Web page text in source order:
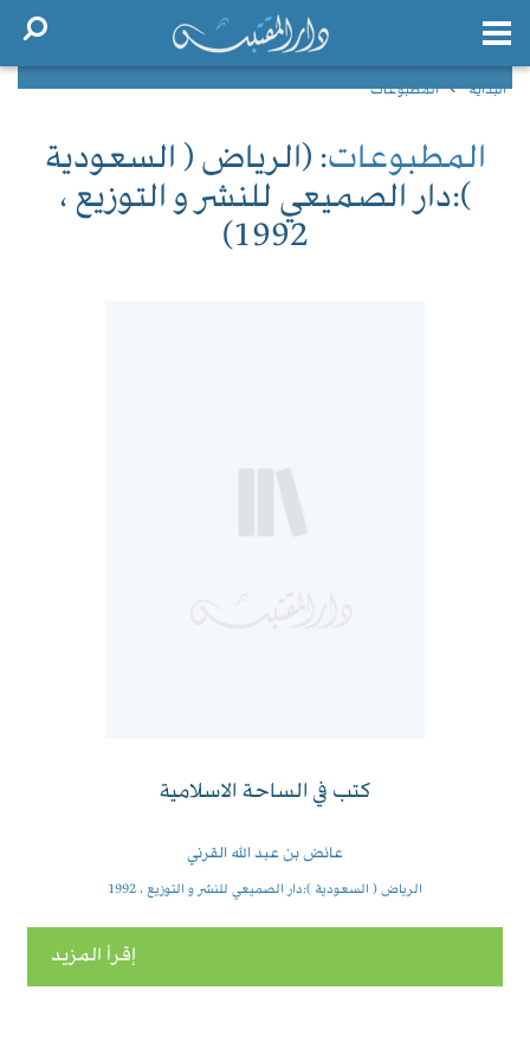
البداية المطبوعات
المطبوعات: (الرياض ( السعودية
):دار الصميعي للنشر و التوزيع ،
1992)
كتب في الساحة الاسلامية
عائض بن عبد الله القرني
الرياض ( السعودية ):دار الصميعي للنشر و التوزيع ، 1992
إقرأ المزيد